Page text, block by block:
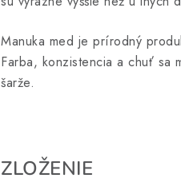
Manuka med je prírodný
Farba, konzistencia a chuť sa
šarže.
ZLOŽENIE